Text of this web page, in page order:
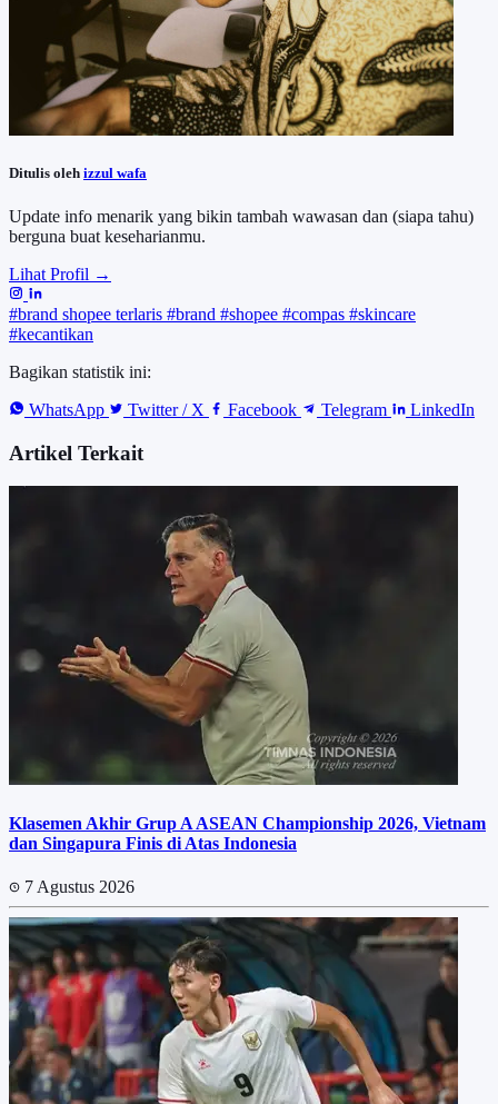
Ditulis oleh izzul wafa
Update info menarik yang bikin tambah wawasan dan (siapa tahu)
berguna buat keseharianmu.
Lihat Profil →
#brand shopee terlaris #brand #shopee #compas #skincare
#kecantikan
Bagikan statistik ini:
WhatsApp
Twitter / X Facebook Telegram LinkedIn
Artikel Terkait
Klasemen Akhir Grup A ASEAN Championship 2026, Vietnam
dan Singapura Finis di Atas Indonesia
7 Agustus 2026